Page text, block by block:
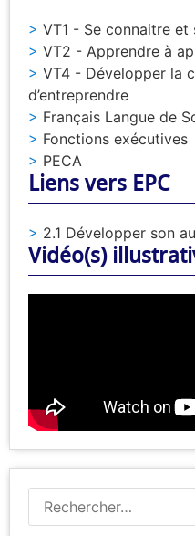
VT1 - Se connaitre et
VT2 - Apprendre à
VT4 - Développer la
d’entreprendre
Français Langue de
Fonctions exécutives
PECA
Liens vers EPC
2.1 Développer son
Vidéo(s)